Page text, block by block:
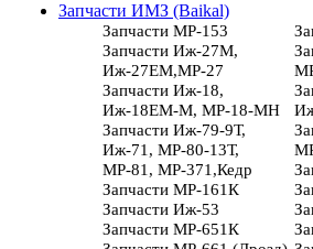
Запчасти ИМЗ (Baikal)
Запчасти МР-153
Запчасти Иж-27М,
Иж-27ЕМ,МР-27
Запчасти Иж-18,
Иж-18ЕМ-М, МР-18-МН
Запчасти Иж-79-9Т,
Иж-71, МР-80-13Т,
МР-81, МР-371,Кедр
Запчасти МР-161К
Запчасти Иж-53
Запчасти МР-651К